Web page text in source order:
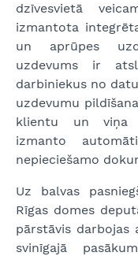
dzīvesvietā
izmantota
un aprūpes
uzdevums ir
darbiniekus no
uzdevumu
klientu un viņa
izmanto
nepieciešamo
Uz balvas
Rīgas domes
pārstāvis darbojas
svinīgajā